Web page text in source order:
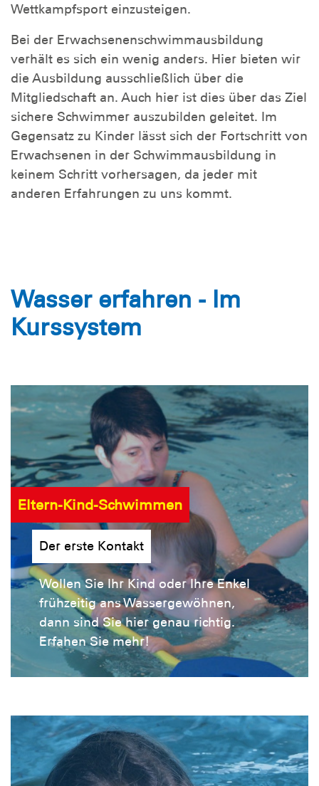
Wettkampfsport einzusteigen.
Bei der Erwachsenenschwimmausbildung
verhält es sich ein wenig anders. Hier bieten wir
die Ausbildung ausschließlich über die
Mitgliedschaft an. Auch hier ist dies über das Ziel
sichere Schwimmer auszubilden geleitet. Im
Gegensatz zu Kinder lässt sich der Fortschritt von
Erwachsenen in der Schwimmausbildung in
keinem Schritt vorhersagen, da jeder mit
anderen Erfahrungen zu uns kommt.
Wasser erfahren - Im
Kurssystem
Eltern-Kind-Schwimmen
Der erste Kontakt
Wollen Sie Ihr Kind oder Ihre Enkel
frühzeitig ans Wassergewöhnen,
dann sind Sie hier genau richtig.
Erfahen Sie mehr!